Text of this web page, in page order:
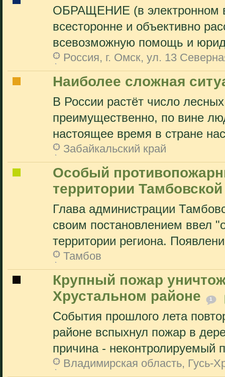
ОБРАЩЕНИЕ (в электронном
всесторонне и объективно
всевозможную помощь и
Россия, г. Омск, ул. 13
Наиболее сложная
В России растёт число
преимущественно, по вине
настоящее время в стране
Забайкальский край
Особый
территории
Глава администрации
своим постановлением ввел
территории региона.
Тамбов
Крупный пожар
Хрустальном районе
1
События прошлого лета
районе вспыхнул пожар в
причина - неконтролируемый
Владимирская область, Гусь-